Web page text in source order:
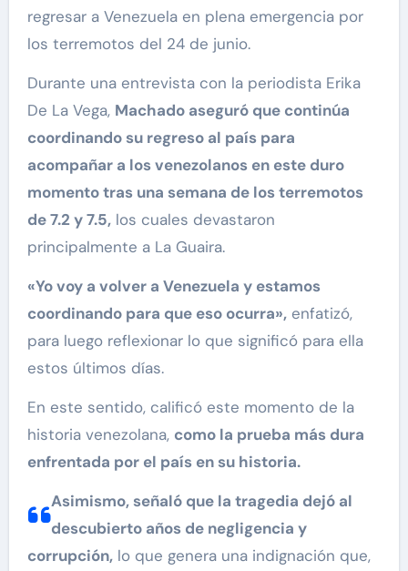
regresar a Venezuela en plena emergencia por
los terremotos del 24 de junio.
Durante una entrevista con la periodista Erika
De La Vega, Machado aseguró que continúa
coordinando su regreso al país para
acompañar a los venezolanos en este duro
momento tras una semana de los terremotos
de 7.2 y 7.5,los cuales devastaron
principalmente a La Guaira.
«Yo voy a volver a Venezuela y estamos
coordinando para que eso ocurra»,enfatizó,
para luego reflexionar lo que significó para ella
estos últimos días.
En este sentido, calificó este momento de la
historia venezolana, como la prueba más dura
enfrentada por el país en su historia.
Asimismo, señaló que la tragedia dejó al
descubierto años de negligencia y
corrupción,lo que genera una indignación que,